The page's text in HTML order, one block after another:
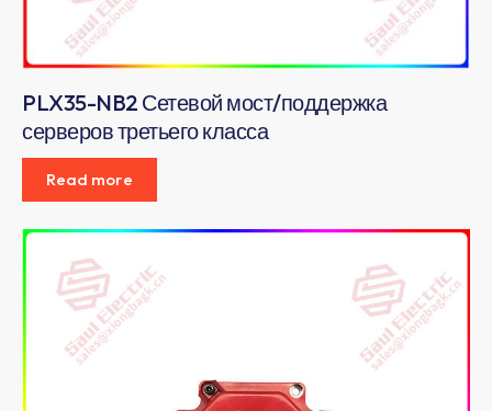
PLX35-NB2 Сетевой мост/поддержка
серверов третьего класса
Read more